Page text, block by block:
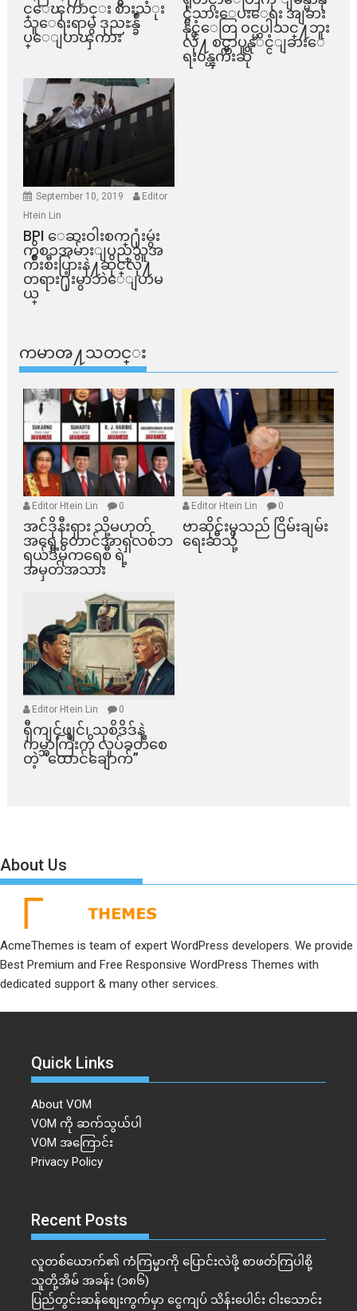
င္ေၾကာင္း စားသံုး
သူေရးရာမွ ဒုညႊန္ခ်ဳ
ပ္ေျပာၾကား
င္ငံသားေပးေရး အျခား
နိုင္ငံေတြ ၀င္မပါသင္႔ဘူး
လို႔ စင္ကာပူနုိင္ငံျခားေ
ရး၀န္ၾကီးဆို
September 10, 2019
Editor
Htein Lin
BPI ​ေဆးဝါးစက္​႐ုံးမွဴး
ကိစၥအမ်ားျပည္​သူအ
က်ိဳးစီးပြားနဲ႔ဆိုင္​လို႔
တရား႐ုံးမွာဘဲေျပာမ
ယ္​
ကမာၻ႔သတင္း
Editor Htein Lin 0
အင်ဒိုနီးရှား သို့မဟုတ်
အရှေ့တောင်အာရှလစ်ဘ
ရယ်ဒီမိုကရေစီ ရဲ့
အမှတ်အသား
Editor Htein Lin 0
ဗာဆိုင်းမှသည် ငြိမ်းချမ်း
ရေးဆီသို့
Editor Htein Lin 0
ရှီကျင့်ဖျင်၊ သုစိဒိဒ်နဲ့
ကမ္ဘာကြီးကို လှုပ်ခတ်စေ
တဲ့ “ထောင်ချောက်”
About Us
AcmeThemes is team of expert WordPress developers. We provide
Best Premium and Free Responsive WordPress Themes with
dedicated support & many other services.
Quick Links
About VOM
VOM ကို ဆက်သွယ်ပါ
VOM အကြောင်း
Privacy Policy
Recent Posts
လူတစ်ယောက်၏ ကံကြမ္မာကို ပြောင်းလဲဖို့ စာဖတ်ကြပါစို့
သူတို့အိမ် အခန်း (၁၈၆)
ပြည်တွင်းဆန်စျေးကွက်မှာ ငွေကျပ် သိန်းပေါင်း ငါး​သောင်း